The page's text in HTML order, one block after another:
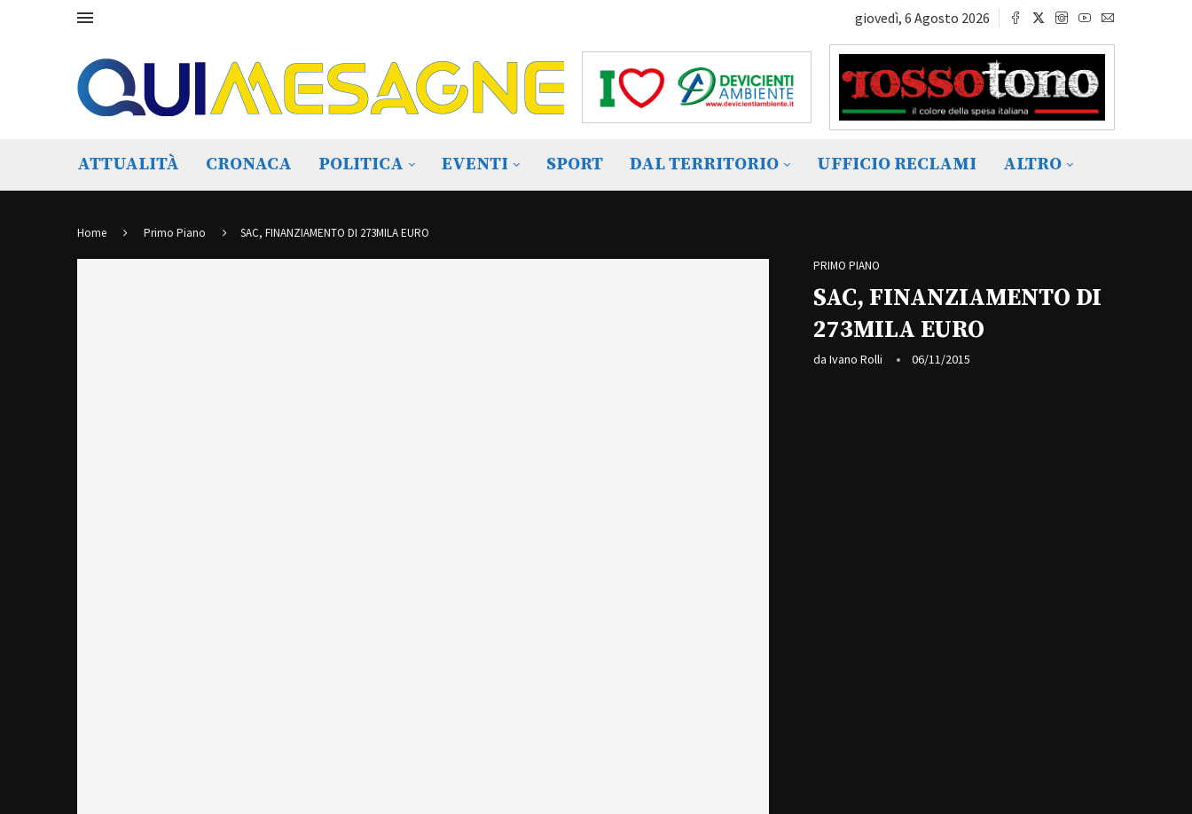
giovedì, 6 Agosto 2026
ATTUALITÀ CRONACA POLITICA EVENTI SPORT DAL TERRITORIO UFFICIO RECLAMI ALTRO
Home Primo Piano SAC, FINANZIAMENTO DI 273MILA EURO
PRIMO PIANO
SAC, FINANZIAMENTO DI
273MILA EURO
da Ivano Rolli 06/11/2015